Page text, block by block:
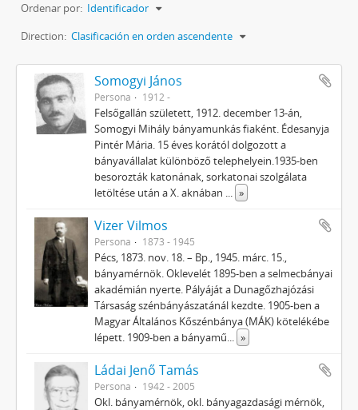
Ordenar por: Identificador
Direction: Clasificación en orden ascendente
Somogyi János
Persona 1912 -
Felsőgallán született, 1912. december 13-án,
Somogyi Mihály bányamunkás fiaként. Édesanyja
Pintér Mária. 15 éves korától dolgozott a
bányavállalat különböző telephelyein.1935-ben
besorozták katonának, sorkatonai szolgálata
letöltése után a X. aknában ... »
Vizer Vilmos
Persona 1873 - 1945
Pécs, 1873. nov. 18. – Bp., 1945. márc. 15.,
bányamérnök. Oklevelét 1895-ben a selmecbányai
akadémián nyerte. Pályáját a Dunagőzhajózási
Társaság szénbányászatánál kezdte. 1905-ben a
Magyar Általános Kőszénbánya (MÁK) kötelékébe
lépett. 1909-ben a bányamű... »
Ládai Jenő Tamás
Persona 1942 - 2005
Okl. bányamérnök, okl. bányagazdasági mérnök,